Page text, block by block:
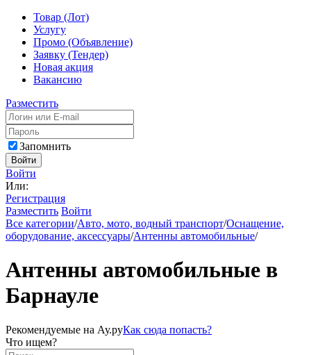
Товар (Лот)
Услугу
Промо (Объявление)
Заявку (Тендер)
Новая акция
Вакансию
Разместить
Запомнить
Войти
Войти
Или:
Регистрация
Разместить Войти
Все категории/Авто, мото, водный транспорт/Оснащение,
оборудование, аксессуары/Антенны автомобильные/
Антенны автомобильные в
Барнауле
Рекомендуемые на Ау.руКак сюда попасть?
Что ищем?